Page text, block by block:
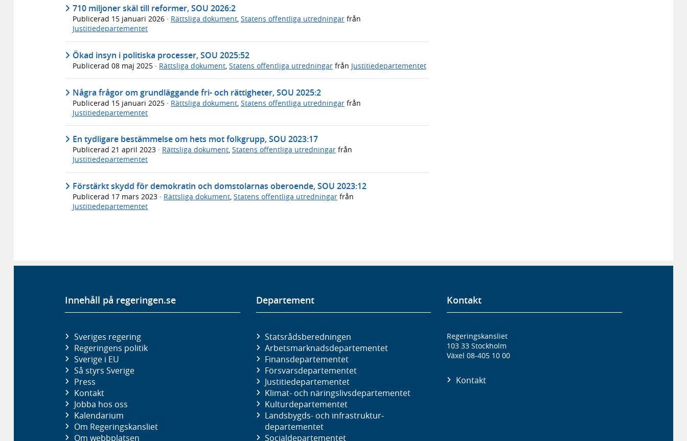
710 miljoner skäl till reformer, SOU 2026:2
Publicerad 15 januari 2026 · Rättsliga dokument, Statens offentliga utredningar från
Justitiedepartementet
Ökad insyn i politiska processer, SOU 2025:52
Publicerad 08 maj 2025 · Rättsliga dokument, Statens offentliga utredningar från Justitiedepartementet
Några frågor om grundläggande fri- och rättigheter, SOU 2025:2
Publicerad 15 januari 2025 · Rättsliga dokument Statens offentliga utredningar från
Justitiedepartementet
En tydligare bestämmelse om hets mot folkgrupp, SOU 2023:17
Publicerad 21 april 2023 · Rättsliga dokument, Statens offentliga utredningar från
Justitiedepartementet
Förstärkt skydd för demokratin och domstolarnas oberoende, SOU 2023:12
Publicerad 17 mars 2023 · Rättsliga dokument, Statens offentliga utredningar från
Justitiedepartementet
Innehåll på regeringen.se
Sveriges regering
Regeringens politik
Sverige i EU
Så styrs Sverige
Press
Kontakt
Jobba hos oss
Kalendarium
Om Regeringskansliet
Om webbplatsen
Departement
Statsrådsberedningen
Arbetsmarknads­departementet
Finans­departementet
Försvars­departementet
Justitie­departementet
Klimat- och näringslivs­departementet
Kultur­departementet
Landsbygds- och infrastruktur­
departementet
Social­departementet
Kontakt
Regeringskansliet
103 33 Stockholm
Växel 08-405 10 00
Kontakt